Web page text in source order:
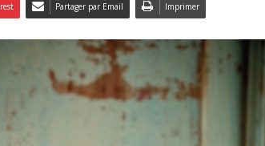
Partager par Email Imprimer